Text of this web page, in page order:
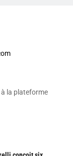
à la plateforme